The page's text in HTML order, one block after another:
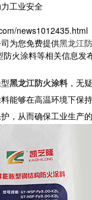
工业安全
news1012435.html
为您免费提供黑龙江
火涂料等相关信息发
黑龙江防火涂料 ，无
能够在高温环境下保
，从而确保工业生产的